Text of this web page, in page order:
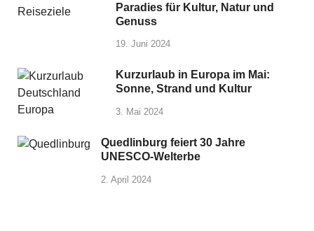
Paradies für Kultur, Natur und
Genuss
19. Juni 2024
Kurzurlaub in Europa im Mai:
Sonne, Strand und Kultur
3. Mai 2024
Quedlinburg feiert 30 Jahre
UNESCO-Welterbe
2. April 2024